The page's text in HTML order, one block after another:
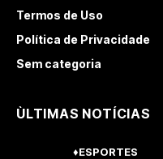
Termos de Uso
Política de Privacidade
Sem categoria
ÙLTIMAS NOTÍCIAS
♦ESPORTES